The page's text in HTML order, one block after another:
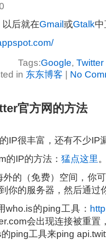
以后就在Gmail 或Gtalk
Tags:Google, Twitter
in 东东博客 No
官方网的方法
IP很丰富，还有不少IP
的IP的方法： 猛点这里
的（免费）空间，你
你的服务器，然后通过
who.is的ping工具：
会出现连接被重置
ping工具来ping